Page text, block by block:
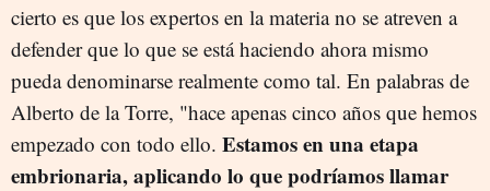
cierto es que los expertos en la materia no se atreven a
defender que lo que se está haciendo ahora mismo
pueda denominarse realmente como tal. En palabras de
Alberto de la Torre, "hace apenas cinco años que hemos
empezado con todo ello. Estamos en una etapa
embrionaria, aplicando lo que podríamos llamar